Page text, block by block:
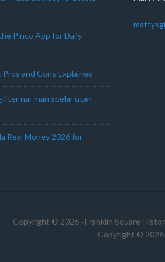
Pinco App for Daily
and Cons Explained
när man spelar utan
Real Money 2026 for
Copyright © 2026 · Franklin Square
Copyright © 2026